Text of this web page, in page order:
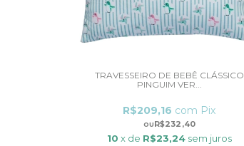
TRAVESSEIRO DE BEBÊ CLÁSSICO
PINGUIM VER...
R$232,40
R$209,16 com Pix
10 x de R$23,24 sem juros